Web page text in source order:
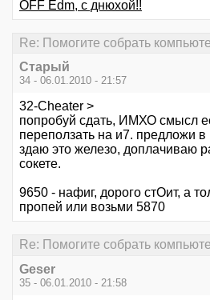
OFF Edm, с днюхой!!
Re: Помогите собрать
Старый
34 - 06.01.2010 - 21:57
32-Cheater >
попробуй сдать, ИМХО смысл
переползать на и7. предложи в
здаю это железо, доплачиваю
сокете.
9650 - нафиг, дорого стОит, а
пропей или возьми 5870
Re: Помогите собрать
Geser
35 - 06.01.2010 - 21:58